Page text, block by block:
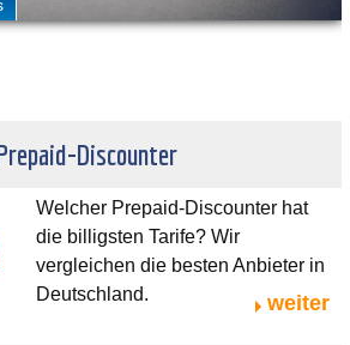
Discounter
Welcher Prepaid-Discounter hat
die billigsten Tarife? Wir
vergleichen die besten Anbieter in
Deutschland.
weiter